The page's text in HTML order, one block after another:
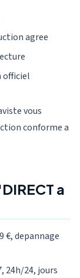
agree
officiel
vous
conforme a
a
€, depannage
24h/24, jours